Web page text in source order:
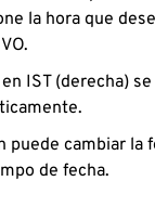
la hora que
IST (derecha)
puede cambiar la
de fecha.